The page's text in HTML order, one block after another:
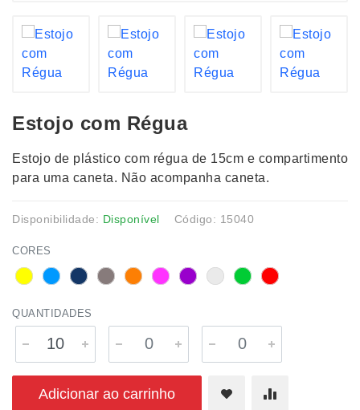
Estojo com Régua
Estojo de plástico com régua de 15cm e compartimento
para uma caneta. Não acompanha caneta.
Disponibilidade: Disponível Código: 15040
CORES
QUANTIDADES
Adicionar ao carrinho